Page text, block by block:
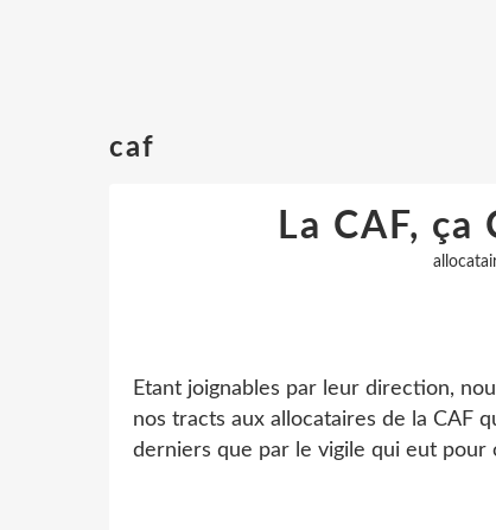
caf
La CAF,
Etant joignables par leur direction,
nos tracts aux allocataires de la CAF
derniers que par le vigile qui eut